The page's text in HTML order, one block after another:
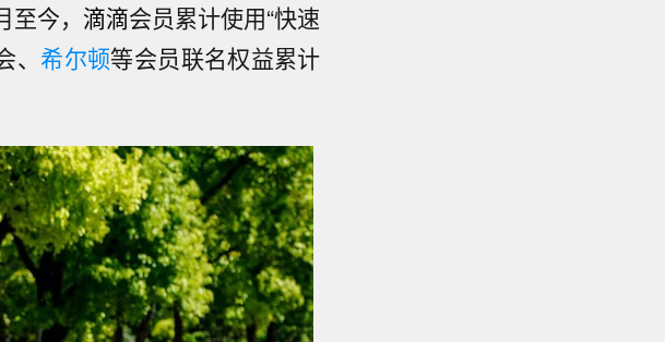
今， 滴滴会员累计使用“快速
希尔顿等会员联名权益累计